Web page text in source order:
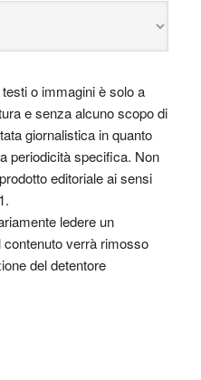
o immagini è solo a
e senza alcuno scopo di
giornalistica in quanto
periodicità specifica. Non
editoriale ai sensi
ledere un
contenuto verrà rimosso
del detentore